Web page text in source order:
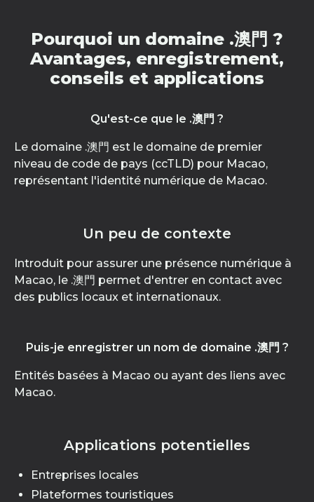
Pourquoi un domaine .澳門 ?
Avantages, enregistrement,
conseils et applications
Qu'est-ce que le .澳門 ?
Le domaine .澳門 est le domaine de premier
niveau de code de pays (ccTLD) pour Macao,
représentant l'identité numérique de Macao.
Un peu de contexte
Introduit pour assurer une présence numérique à
Macao, le .澳門 permet d'entrer en contact avec
des publics locaux et internationaux.
Puis-je enregistrer un nom de domaine .澳門 ?
Entités basées à Macao ou ayant des liens avec
Macao.
Applications potentielles
Entreprises locales
Plateformes touristiques